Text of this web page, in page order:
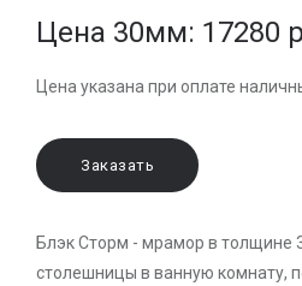
Цена 30мм: 17280
Цена указана при оплате
Заказать
Блэк Сторм - мрамор в толщине
столешницы в ванную комнату,